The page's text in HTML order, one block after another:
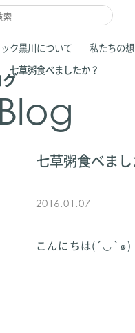
ク黒川について 私たちの
七草粥食べましたか？
七草粥食べまし
2016.01.07
こんにちは(´◡`๑)